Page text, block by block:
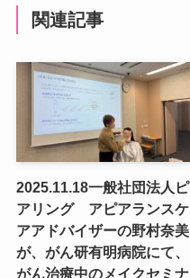
関連記事
2025.11.18一般社団法人ピ
アリング アピアランスケ
アアドバイザーの野村奈美
が、がん研有明病院にて、
がん治療中のメイクセミナ